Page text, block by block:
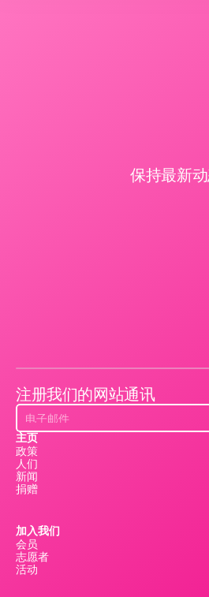
保持最新
注册我们的网站通讯
主页
政策
人们
新闻
捐赠
加入我们
会员
志愿者
活动